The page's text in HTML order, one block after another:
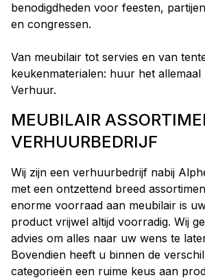
benodigdheden voor feesten,
en congressen.
Van meubilair tot servies en van
keukenmaterialen: huur het
Verhuur.
MEUBILAIR
VERHUURBEDRIJF
Wij zijn een verhuurbedrijf nabij
met een ontzettend breed
enorme voorraad aan meubilair is
product vrijwel altijd voorradig. Wij
advies om alles naar uw wens te
Bovendien heeft u binnen de
categorieën een ruime keus aan